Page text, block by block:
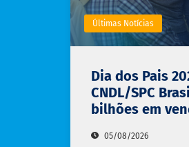
Últimas Notícias
Dia dos Pais
CNDL/SPC
bilhões em
05/08/2026